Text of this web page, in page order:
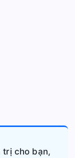
trị cho bạn,